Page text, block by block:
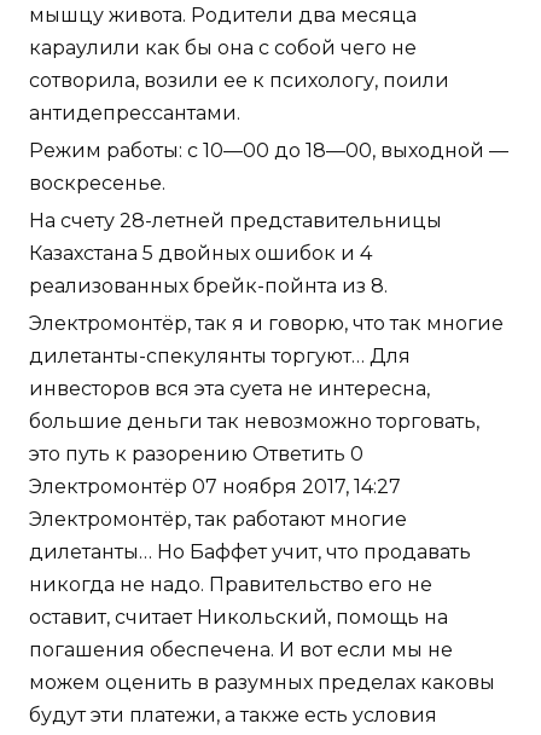
мышцу живота. Родители два месяца
караулили как бы она с собой чего не
сотворила, возили ее к психологу, поили
антидепрессантами.
Режим работы: с 10—00 до 18—00, выходной —
воскресенье.
На счету 28-летней представительницы
Казахстана 5 двойных ошибок и 4
реализованных брейк-пойнта из 8.
Электромонтёр, так я и говорю, что так многие
дилетанты-спекулянты торгуют… Для
инвесторов вся эта суета не интересна,
большие деньги так невозможно торговать,
это путь к разорению Ответить 0
Электромонтёр 07 ноября 2017, 14:27
Электромонтёр, так работают многие
дилетанты… Но Баффет учит, что продавать
никогда не надо. Правительство его не
оставит, считает Никольский, помощь на
погашения обеспечена. И вот если мы не
можем оценить в разумных пределах каковы
будут эти платежи, а также есть условия